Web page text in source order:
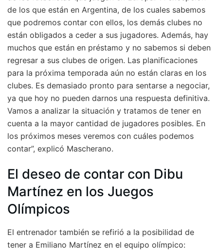
de los que están en Argentina, de los cuales sabemos
que podremos contar con ellos, los demás clubes no
están obligados a ceder a sus jugadores. Además, hay
muchos que están en préstamo y no sabemos si deben
regresar a sus clubes de origen. Las planificaciones
para la próxima temporada aún no están claras en los
clubes. Es demasiado pronto para sentarse a negociar,
ya que hoy no pueden darnos una respuesta definitiva.
Vamos a analizar la situación y tratamos de tener en
cuenta a la mayor cantidad de jugadores posibles. En
los próximos meses veremos con cuáles podemos
contar”, explicó Mascherano.
El deseo de contar con Dibu
Martínez en los Juegos
Olímpicos
El entrenador también se refirió a la posibilidad de
tener a Emiliano Martínez en el equipo olímpico: